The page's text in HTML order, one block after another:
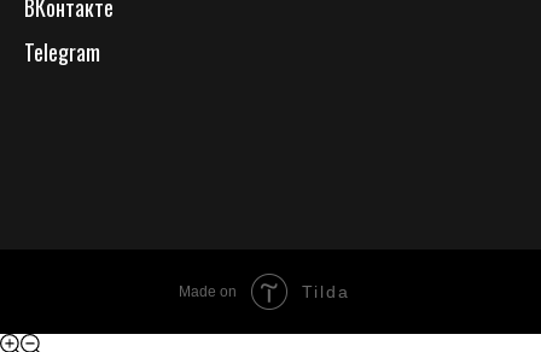
ВКонтакте
Telegram
Made on Tilda